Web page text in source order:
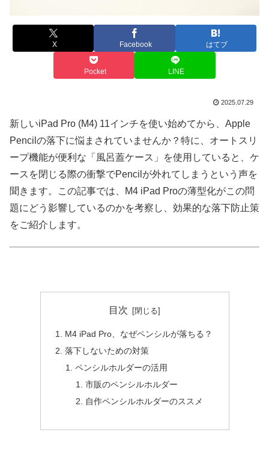
X Facebook はてブ
Pocket LINE
2025.07.29
新しいiPad Pro (M4) 11インチを使い始めてから、Apple
Pencilの落下に悩まされていませんか？特に、オートスリ
ープ機能が便利な「風呂蓋ケース」を使用していると、ケ
ースを閉じる際の衝撃でPencilが外れてしまうという声を
聞きます。この記事では、M4 iPad Proの薄型化がこの問
題にどう影響しているのかを考察し、効果的な落下防止策
をご紹介します。
目次
M4 iPad Pro、なぜペンシルが落ちる？
落下しないための対策
ペンシルホルダーの活用
市販のペンシルホルダー
自作ペンシルホルダーのススメ